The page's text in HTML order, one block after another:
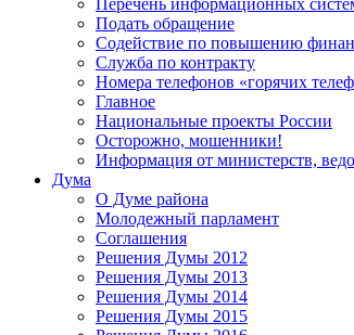
Подать обращение
Содействие по повышению
Служба по контракту
Номера телефонов «горячих
Главное
Национальные проекты России
Осторожно, мошенники!
Информация от министерств,
Дума
О Думе района
Молодежный парламент
Соглашения
Решения Думы 2012
Решения Думы 2013
Решения Думы 2014
Решения Думы 2015